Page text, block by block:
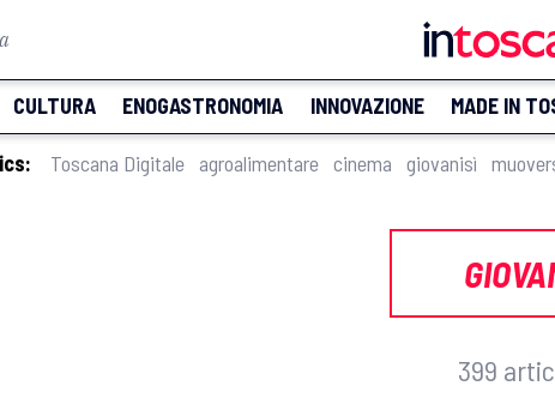
CULTURA ENOGASTRONOMIA INNOVAZIONE MADE IN
Toscana Digitale agroalimentare cinema giovanisì
399